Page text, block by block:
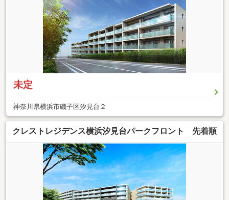
未定
神奈川県横浜市磯子区汐見台２
クレストレジデンス横浜汐見台パークフロント 先着順